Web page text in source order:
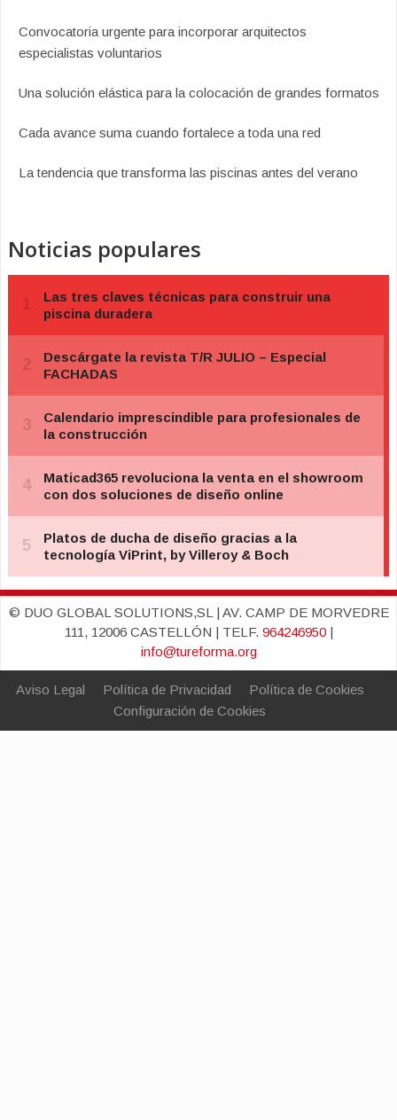
Convocatoria urgente para incorporar arquitectos
especialistas voluntarios
Una solución elástica para la colocación de grandes formatos
Cada avance suma cuando fortalece a toda una red
La tendencia que transforma las piscinas antes del verano
Noticias populares
© DUO GLOBAL SOLUTIONS,SL | AV. CAMP DE MORVEDRE
111, 12006 CASTELLÓN | TELF. 964246950|
info@tureforma.org
Aviso Legal Política de Privacidad
Política de Cookies
Configuración de Cookies